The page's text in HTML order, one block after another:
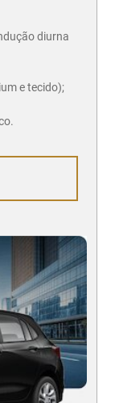
diurna
e tecido);